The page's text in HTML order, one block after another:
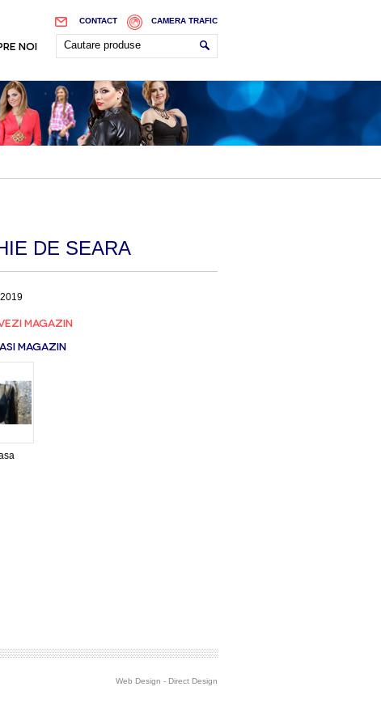
CAMERA TRAFIC
CONTACT
NOI
DE SEARA
MAGAZIN
MAGAZIN
Web Design - Direct Design